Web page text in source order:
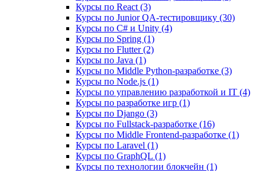
Курсы по React (3)
Курсы по Junior QA-тестировщику (30)
Курсы по C# и Unity (4)
Курсы по Spring (1)
Курсы по Flutter (2)
Курсы по Java (1)
Курсы по Middle Python-разработке (3)
Курсы по Node.js (1)
Курсы по управлению разработкой и IT (4)
Курсы по разработке игр (1)
Курсы по Django (3)
Курсы по Fullstack‑разработке (16)
Курсы по Middle Frontend-разработке (1)
Курсы по Laravel (1)
Курсы по GraphQL (1)
Курсы по технологии блокчейн (1)